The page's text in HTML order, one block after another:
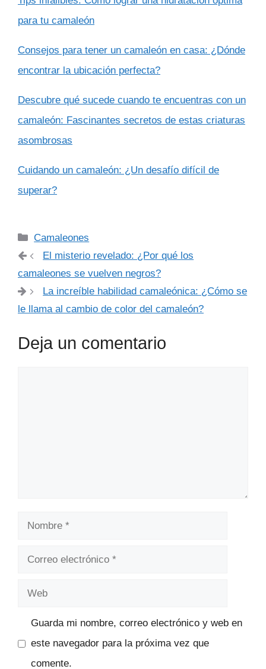
para tu camaleón
Consejos para tener un camaleón en casa: ¿Dónde
encontrar la ubicación perfecta?
Descubre qué sucede cuando te encuentras con un
camaleón: Fascinantes secretos de estas criaturas
asombrosas
Cuidando un camaleón: ¿Un desafío difícil de
superar?
Categorías
Camaleones
El misterio revelado: ¿Por qué los
camaleones se vuelven negros?
La increíble habilidad camaleónica: ¿Cómo se
le llama al cambio de color del camaleón?
Deja un comentario
Nombre
Correo
Web
Guarda mi nombre, correo electrónico y web en
este navegador para la próxima vez que
comente.